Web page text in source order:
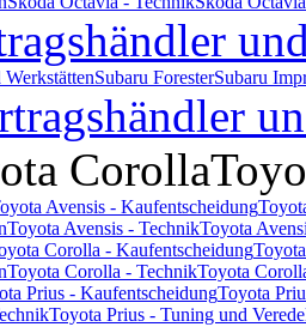
Subaru ForesterSubaru
Corolla
Avensis - Kaufentscheidung
Toyota Avensis - TechnikToyota
Corolla - Kaufentscheidung
Toyota Corolla - TechnikToyota
Prius - KaufentscheidungToyota
Toyota Prius - Tuning und